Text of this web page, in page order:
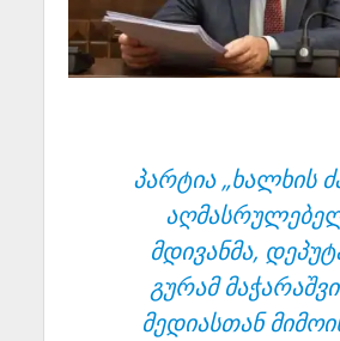
პარტია „ხალხის
მდივანმა,
გურამ
მედიასთან